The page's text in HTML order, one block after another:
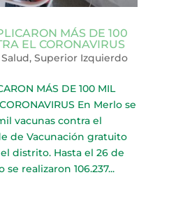
MÁS DE 100
EL CORONAVIRUS
Salud, Superior Izquierdo
MÁS DE 100 MIL
En Merlo se
vacunas contra el
de Vacunación gratuito
distrito. Hasta el 26 de
realizaron 106.237...